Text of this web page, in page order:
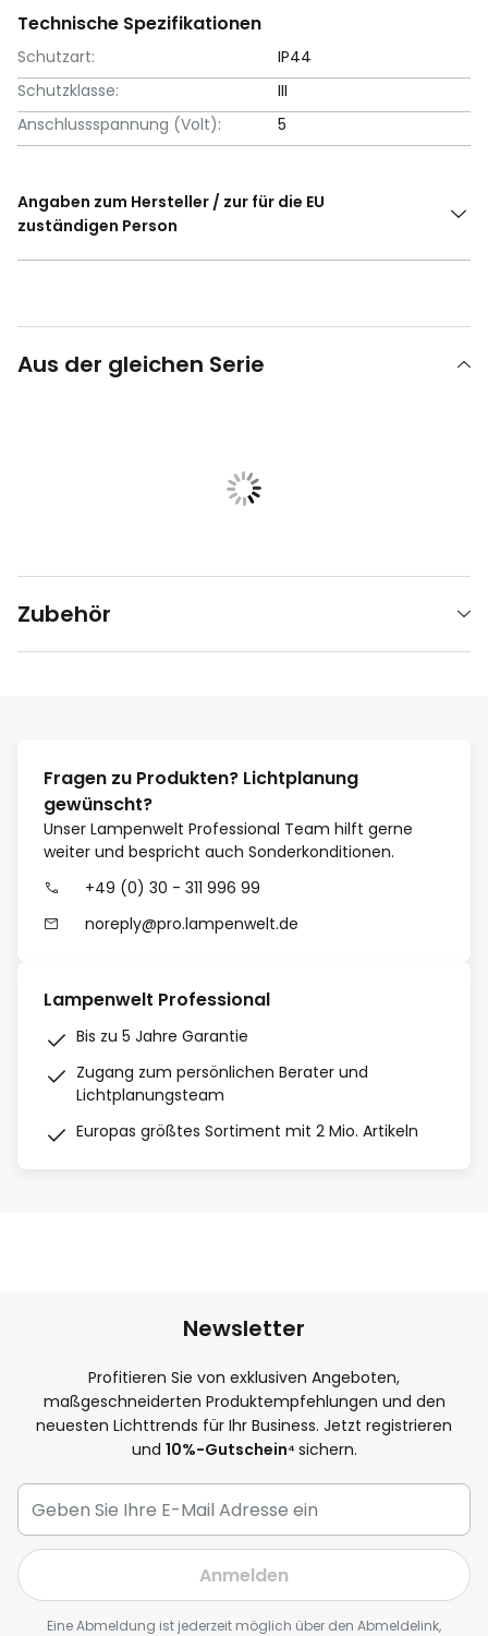
Technische Spezifikationen
Schutzart:
IP44
Schutzklasse:
III
Anschlussspannung (Volt):
5
Angaben zum Hersteller / zur für die EU
zuständigen Person
Aus der gleichen Serie
Zubehör
Fragen zu Produkten? Lichtplanung
gewünscht?
Unser Lampenwelt Professional Team hilft gerne
weiter und bespricht auch Sonderkonditionen.
+49 (0) 30 - 311 996 99
noreply@pro.lampenwelt.de
Lampenwelt Professional
Bis zu 5 Jahre Garantie
Zugang zum persönlichen Berater und
Lichtplanungsteam
Europas größtes Sortiment mit 2 Mio. Artikeln
Newsletter
Profitieren Sie von exklusiven Angeboten,
maßgeschneiderten Produktempfehlungen und den
neuesten Lichttrends für Ihr Business. Jetzt registrieren
und 10%-Gutschein⁴ sichern.
Anmelden
Eine Abmeldung ist jederzeit möglich über den Abmeldelink,